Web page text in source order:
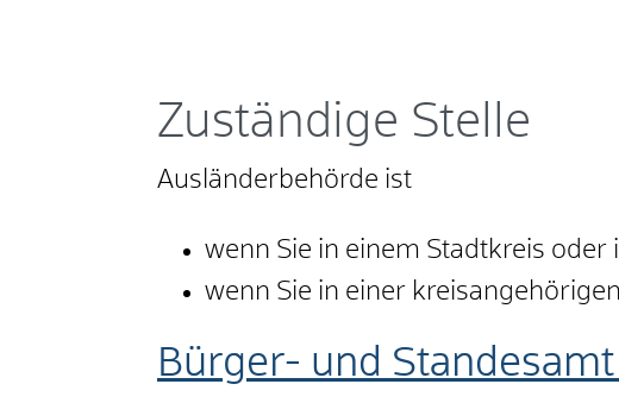
Zuständige Stelle
Ausländerbehörde ist
wenn Sie in einem Stadtkreis
wenn Sie in einer
Bürger- und